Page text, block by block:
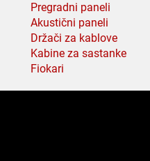
Pregradni paneli
Akustični paneli
Držači za kablove
Kabine za sastanke
Fiokari